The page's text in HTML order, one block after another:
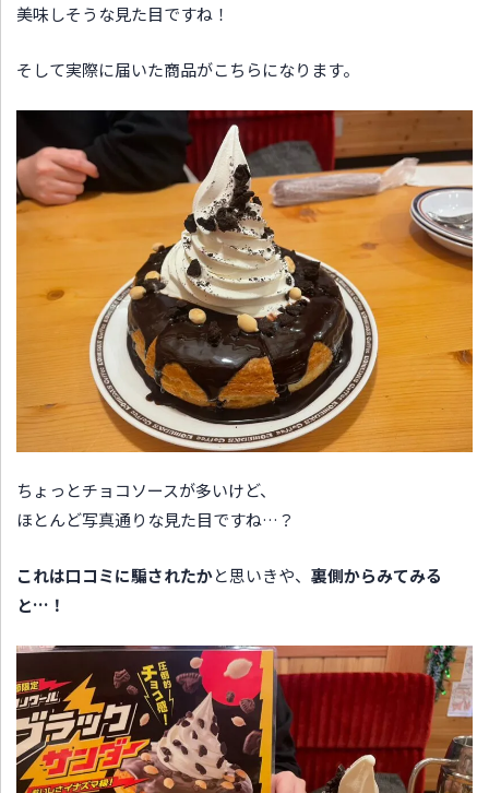
美味しそうな見た目ですね！
そして実際に届いた商品がこちらになります。
ちょっとチョコソースが多いけど、
ほとんど写真通りな見た目ですね…？
これは口コミに騙されたかと思いきや、 裏側からみてみる
と…！